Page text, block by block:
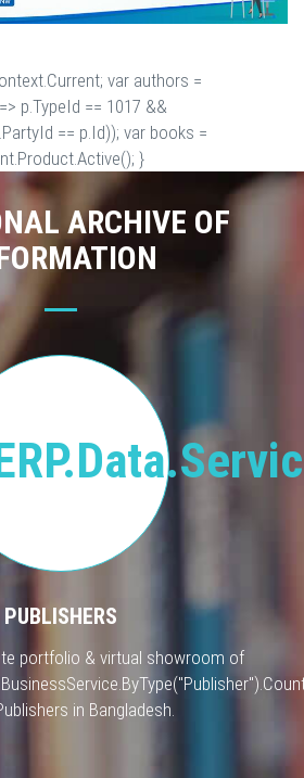
var authors =
p.TypeId == 1017 &&
== p.Id)); var books =
}
ARCHIVE OF
PUBLISHERS
portfolio & virtual showroom of
in Bangladesh.